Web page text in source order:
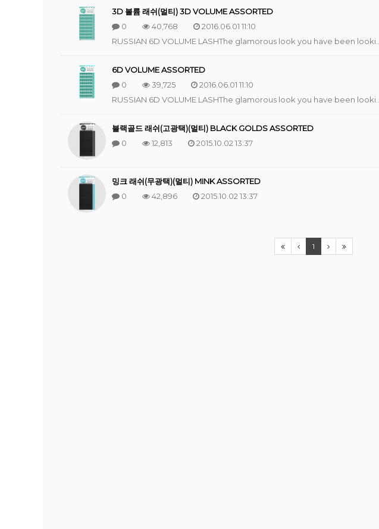
3D 볼륨 래쉬(멀티) 3D VOLUME ASSORTED
0
40,768
2016.06.01 11:10
RUSSIAN 6D VOLUME LASHThe glamorous look you have been looki…
6D VOLUME ASSORTED
0
39,725
2016.06.01 11:10
RUSSIAN 6D VOLUME LASHThe glamorous look you have been looki…
블랙골드 래쉬(고광택)(멀티) BLACK GOLDS ASSORTED
0
12,813 2015.10.02 13:37
밍크 래쉬(무광택)(멀티) MINK ASSORTED
0
42,896 2015.10.02 13:37
1